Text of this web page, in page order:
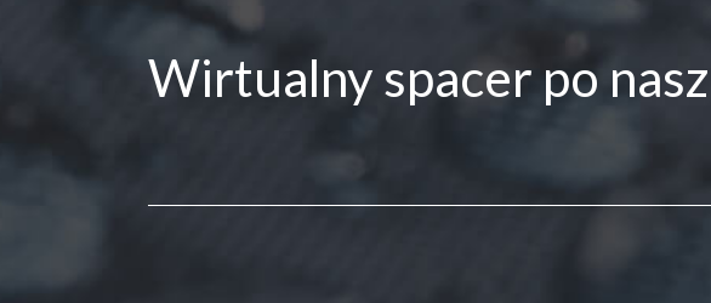
Wirtualny spacer po